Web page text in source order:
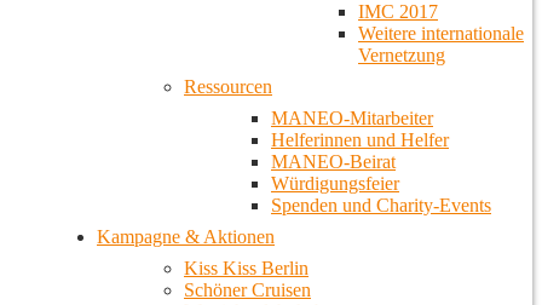
IMC 2017
Weitere internationale
Vernetzung
Ressourcen
MANEO-Mitarbeiter
Helferinnen und Helfer
MANEO-Beirat
Würdigungsfeier
Spenden und Charity-Events
Kampagne & Aktionen
Kiss Kiss Berlin
Schöner Cruisen